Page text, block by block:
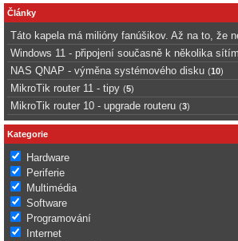
Články
Táto kapela má milióny fanúšikov. Až na to, že
Windows 11 - připojení současně k několika sítím
NAS QNAP - výměna systémového disku (10)
MikroTik router 11 - tipy (5)
MikroTik router 10 - upgrade routeru (3)
Kategorie
Hardware
Periferie
Multimédia
Software
Programování
Internet